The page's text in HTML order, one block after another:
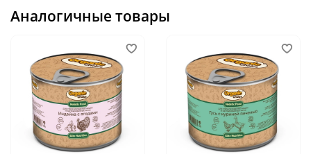
Аналогичные товары